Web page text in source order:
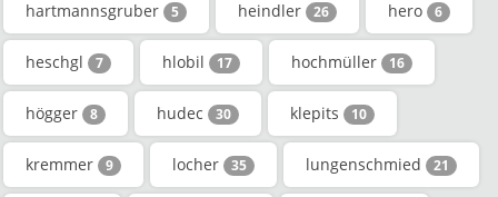
hartmannsgruber 5 heindler 26 hero 6
heschgl 7 hlobil 17 hochmüller 16
högger 8 hudec 30 klepits 10
kremmer 9 locher 35 lungenschmied 21